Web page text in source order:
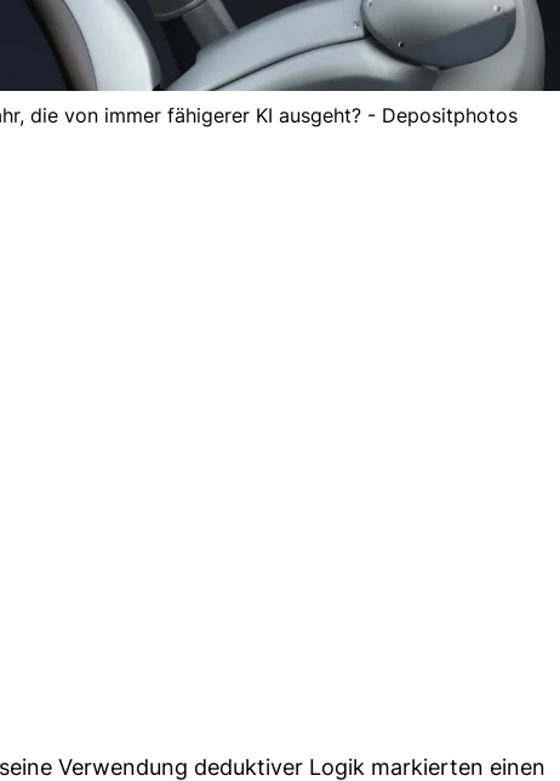
die von immer fähigerer KI ausgeht? - Depositphotos
Verwendung deduktiver Logik markierten einen